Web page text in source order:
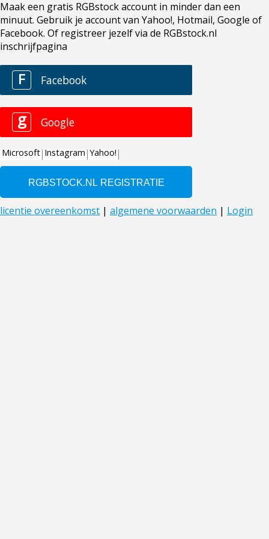
Maak een gratis RGBstock account in minder dan een
minuut. Gebruik je account van Yahoo!, Hotmail, Google of
Facebook. Of registreer jezelf via de RGBstock.nl
inschrijfpagina
F Facebook
g Google
Microsoft Instagram Yahoo!
licentie overeenkomst | algemene voorwaarden | Login